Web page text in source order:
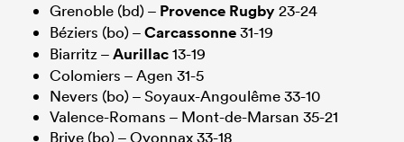
Grenoble (bd) – Provence Rugby23-24
Béziers (bo) –Carcassonne31-19
Biarritz –Aurillac13-19
Colomiers – Agen 31-5
Nevers (bo) – Soyaux-Angoulême 33-10
Valence-Romans – Mont-de-Marsan 35-21
Brive (bo) – Oyonnax 33-18